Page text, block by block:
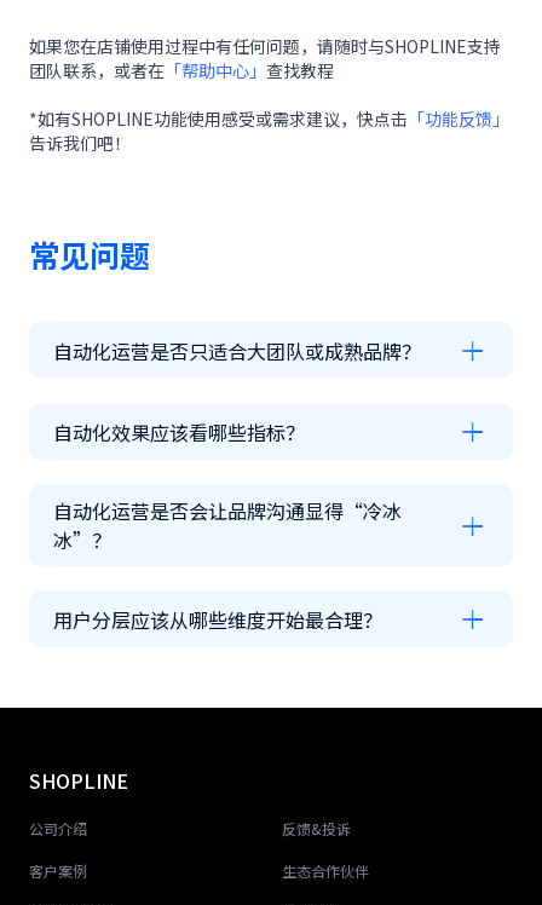
如果您在店铺使用过程中有任何问题，请随时与SHOPLINE支持
团队联系，或者在 「帮助中心」 查找教程
*如有SHOPLINE功能使用感受或需求建议，快点击 「功能反馈」
告诉我们吧！
常见问题
自动化运营是否只适合大团队或成熟品牌？
自动化效果应该看哪些指标？
自动化运营是否会让品牌沟通显得“冷冰
冰”？
用户分层应该从哪些维度开始最合理？
SHOPLINE
公司介绍 反馈&投诉
客户案例 生态合作伙伴